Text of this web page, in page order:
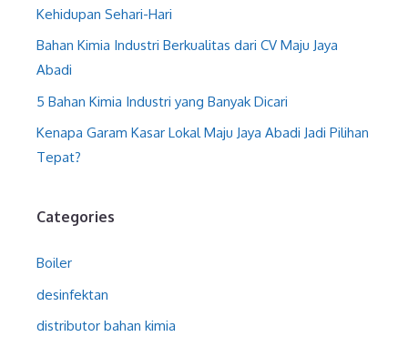
Kehidupan Sehari-Hari
Bahan Kimia Industri Berkualitas dari CV Maju Jaya
Abadi
5 Bahan Kimia Industri yang Banyak Dicari
Kenapa Garam Kasar Lokal Maju Jaya Abadi Jadi Pilihan
Tepat?
Categories
Boiler
desinfektan
distributor bahan kimia